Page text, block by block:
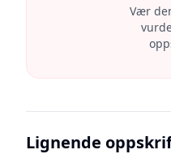
Vær
Lignende